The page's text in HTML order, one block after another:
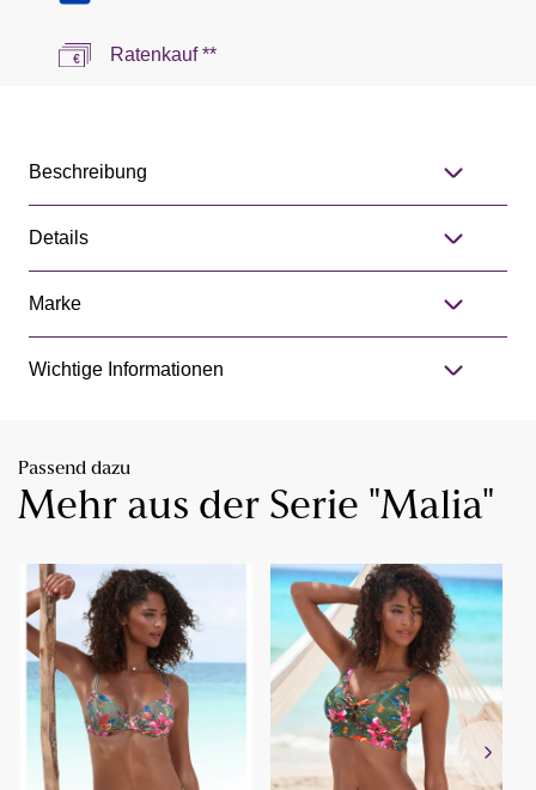
Ratenkauf **
Beschreibung
Details
Marke
Wichtige Informationen
Passend dazu
Mehr aus der Serie "Malia"